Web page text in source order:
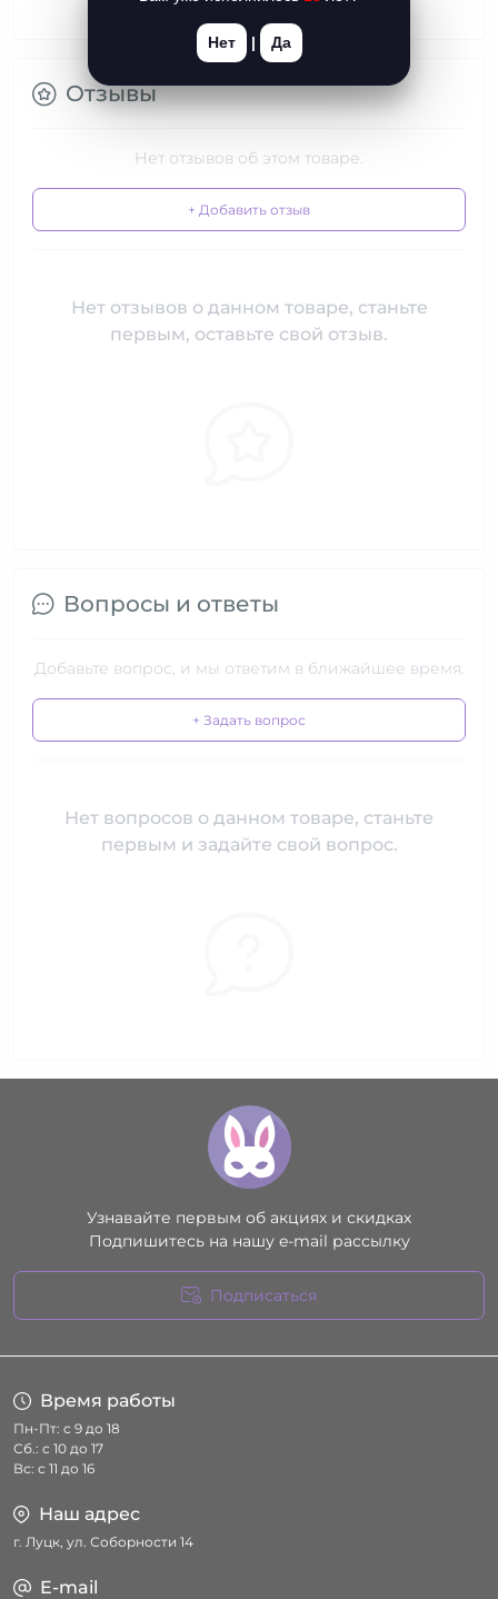
Отзывы
Нет отзывов об этом товаре.
+ Добавить отзыв
Нет отзывов о данном товаре, станьте
первым, оставьте свой отзыв.
Вопросы и ответы
Добавьте вопрос, и мы ответим в ближайшее время.
+ Задать вопрос
Нет вопросов о данном товаре, станьте
первым и задайте свой вопрос.
Узнавайте первым об акциях и скидках
Подпишитесь на нашу e-mail рассылку
Подписаться
Время работы
Пн-Пт: с 9 до 18
Сб.: с 10 до 17
Вс: с 11 до 16
Наш адрес
г. Луцк, ул. Соборности 14
E-mail
Нет | Да